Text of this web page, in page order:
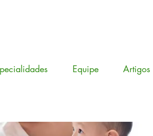
Equipe Artigos